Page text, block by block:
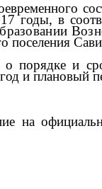
в
поселения
опорядке и
и плановый
на